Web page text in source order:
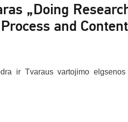
„Doing
and
ir Tvaraus vartojimo